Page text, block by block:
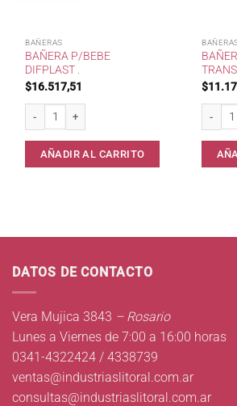
BAÑERAS
BAÑERA P/BEBE
DIFPLAST .
$16.517,51
Bañera p/Bebe DifPlast . cantidad
AÑADIR AL CARRITO
$
DATOS DE CONTACTO
Vera Mujica 3843 – Rosario
Lunes a Viernes de 7:00 a 16:00 horas
0341-4322424 / 4338739
ventas@industriaslitoral.com.ar
consultas@industriaslitoral.com.ar